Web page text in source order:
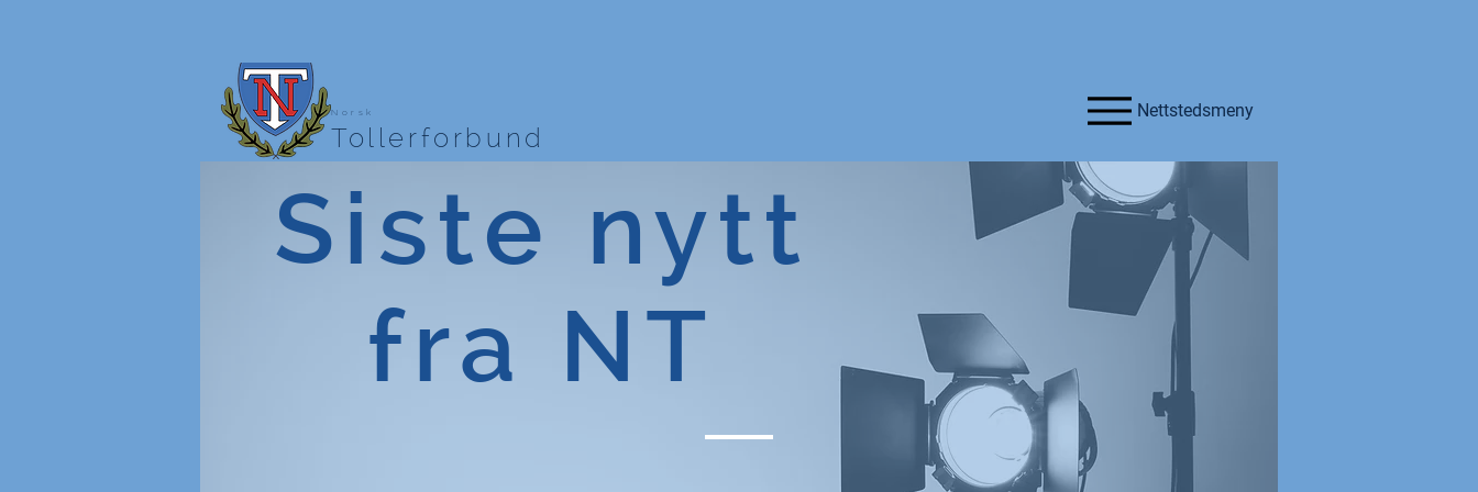
Norsk
Tollerforbund
Nettstedsmeny
Siste nytt
fra NT